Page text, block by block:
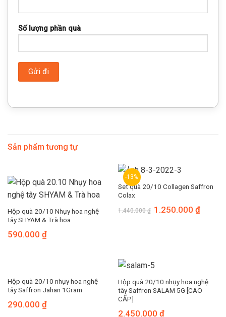
Số lượng phần quà
Sản phẩm tương tự
Hộp quà 20/10 Nhụy hoa nghệ
tây SHYAM & Trà hoa
590.000 ₫
-13%
Set quà 20/10 Collagen Saffron
Colax
1.440.000₫ 1.250.000₫
Hộp quà 20/10 nhụy hoa nghệ
tây Saffron Jahan 1Gram
290.000 ₫
Hộp quà 20/10 nhụy hoa nghệ
tây Saffron SALAM 5G [CAO
CẤP]
2.450.000 ₫